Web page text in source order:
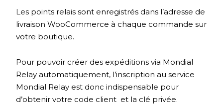
Les points relais sont enregistrés dans l’adresse de
livraison WooCommerce à chaque commande sur
votre boutique.
Pour pouvoir créer des expéditions via Mondial
Relay automatiquement, l’inscription au service
Mondial Relay est donc indispensable pour
d’obtenir votre code client et la clé privée.